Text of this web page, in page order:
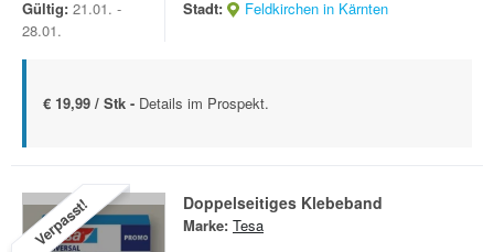
Gültig: 21.01. -
28.01.
Stadt:
Feldkirchen in Kärnten
€ 19,99 / Stk - Details im Prospekt.
Verpasst! Doppelseitiges Klebeband
Marke: Tesa